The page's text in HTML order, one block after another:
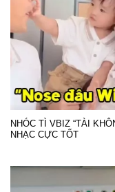
NHÓC TÌ VBIZ “TÀI
NHẠC CỰC TỐT